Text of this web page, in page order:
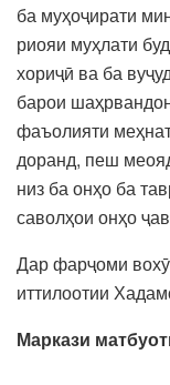
ба муҳоҷирати
риояи муҳлати
хориҷӣ ва ба
барои
фаъолияти
доранд, пеш
низ ба онҳо ба
саволҳои онҳо
Дар фарҷоми
иттилоотии
Маркази